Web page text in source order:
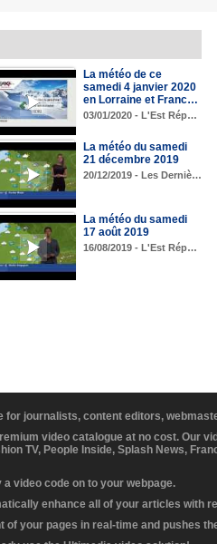
La météo de ce
samedi 4 janvier 2020
en Lorraine et Franc…
03/01/2020 - L'Est Rép…
La météo du samedi
21 décembre 2019
20/12/2019 - Les Derniè…
La météo du samedi
17 août 2019
16/08/2019 - L'Est Rép…
journalists, content editors,
video catalogue at no cost. Our
TV, People Inside, Splash News,
video code on to your webpage.
enhance all of your articles with
of your pages in real-time and pushes